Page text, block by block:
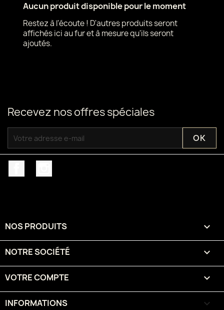
Aucun produit disponible pour le moment
Restez à l'écoute ! D'autres produits seront
affichés ici au fur et à mesure qu'ils seront
ajoutés.
Recevez nos offres spéciales
NOS PRODUITS 
NOTRE SOCIÉTÉ 
VOTRE COMPTE 
INFORMATIONS keyboard_arrow_down